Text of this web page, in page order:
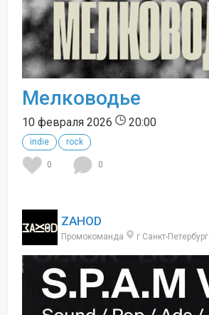
Мелководье
10 февраля 2026 20:00
indie rock
0 0
ZAHOD
Промокоманда г Санкт-Петербург